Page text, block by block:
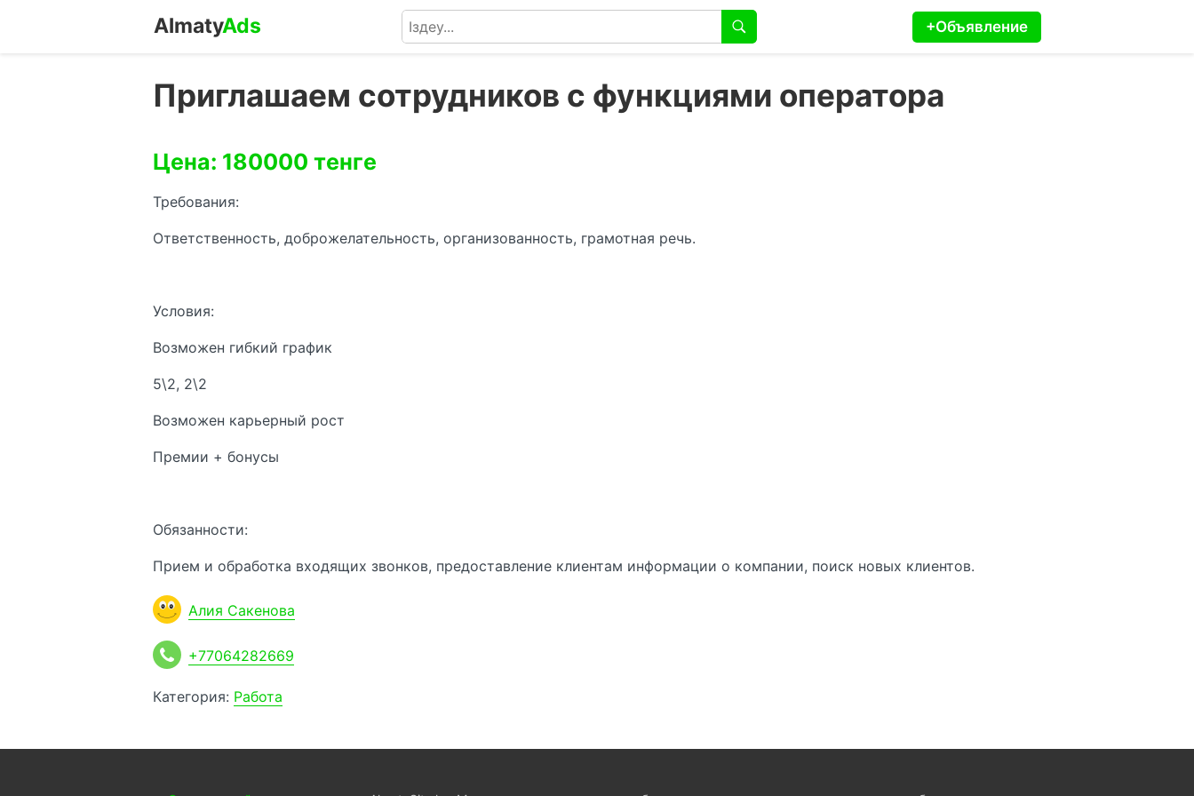
AlmatyAds +Объявление
Приглашаем сотрудников с функциями оператора
Цена: 180000 тенге
Требования:
Ответственность, доброжелательность, организованность, грамотная речь.
Условия:
Возможен гибкий график
5\2, 2\2
Возможен карьерный рост
Премии + бонусы
Обязанности:
Прием и обработка входящих звонков, предоставление клиентам информации о компании, поиск новых клиентов.
Алия Сакенова
+77064282669
Категория: Работа